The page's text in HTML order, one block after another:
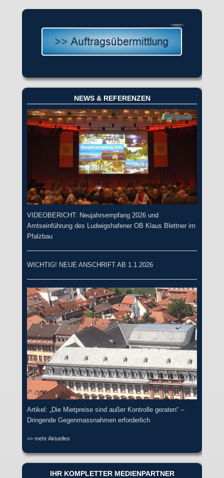
NEWS & REFERENZEN
VIDEOBERICHT: Neujahrsempfang 2026 und
Amtseinführung des Ludwigshafener OB Klaus Blettner im
Pfalzbau
WICHTIG! NEUE ANSCHRIFT AB 1.1.2026
Artikel: „Die Mietpreise sind außer Kontrolle geraten“ –
Dringende Gegenmassnahmen erforderlich
>> mehr Aktuelles
IHR KOMPLETTER MEDIENPARTNER